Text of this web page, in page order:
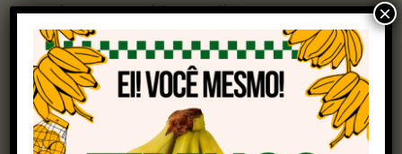
2025/26. Esse cenário traz alívio para os
produtores do setor, que estão com os estoques
de suco de laranja reduzidos, conforme
apontam pesquisadores do Centro de Estudos
Avançados em Economia Aplicada
(Cepea).
×